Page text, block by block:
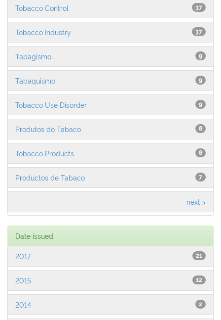
37
Tobacco Control
37
Tobacco Industry
9
Tabagismo
9
Tabaquismo
9
Tobacco Use Disorder
8
Produtos do Tabaco
8
Tobacco Products
7
Productos de Tabaco
next >
Date issued
21
2017
12
2015
2
2014